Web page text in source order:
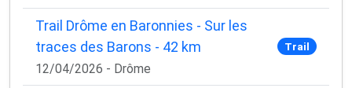
Trail Drôme en Baronnies - Sur les
traces des Barons - 42 km
12/04/2026 - Drôme
Trail